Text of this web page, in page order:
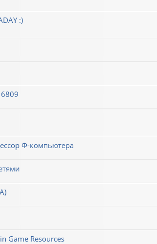
:)
Ф-компьютера
Game Resources